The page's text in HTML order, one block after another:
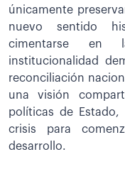
únicamente
nuevo sentido
cimentarse en
institucionalidad
reconciliación
una visión
políticas de Estado,
crisis para
desarrollo.